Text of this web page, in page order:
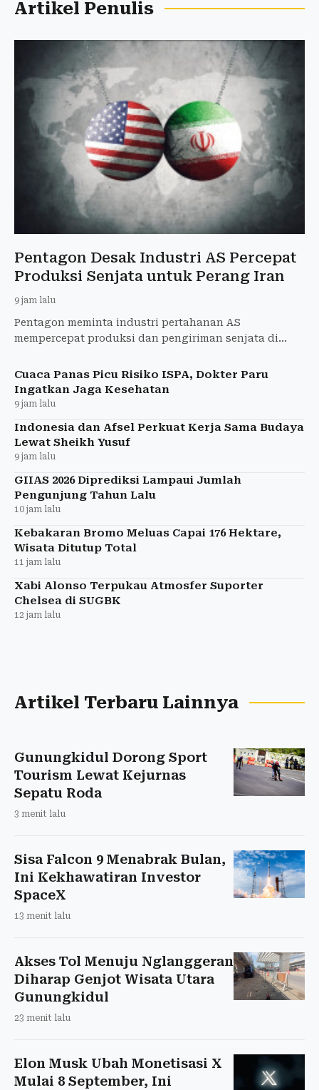
Artikel Penulis
Pentagon Desak Industri AS Percepat
Produksi Senjata untuk Perang Iran
9 jam lalu
Pentagon meminta industri pertahanan AS
mempercepat produksi dan pengiriman senjata di
pasokannya terbatas.
Cuaca Panas Picu Risiko ISPA, Dokter Paru
Ingatkan Jaga Kesehatan
9 jam lalu
Indonesia dan Afsel Perkuat Kerja Sama Budaya
Lewat Sheikh Yusuf
9 jam lalu
GIIAS 2026 Diprediksi Lampaui Jumlah
Pengunjung Tahun Lalu
10 jam lalu
Kebakaran Bromo Meluas Capai 176 Hektare,
Wisata Ditutup Total
11 jam lalu
Xabi Alonso Terpukau Atmosfer Suporter
Chelsea di SUGBK
12 jam lalu
Artikel Terbaru Lainnya
Gunungkidul Dorong Sport
Tourism Lewat Kejurnas
Sepatu Roda
3 menit lalu
Sisa Falcon 9 Menabrak Bulan,
Ini Kekhawatiran Investor
SpaceX
13 menit lalu
Akses Tol Menuju Nglanggeran
Diharap Genjot Wisata Utara
Gunungkidul
23 menit lalu
Elon Musk Ubah Monetisasi X
Mulai 8 September, Ini